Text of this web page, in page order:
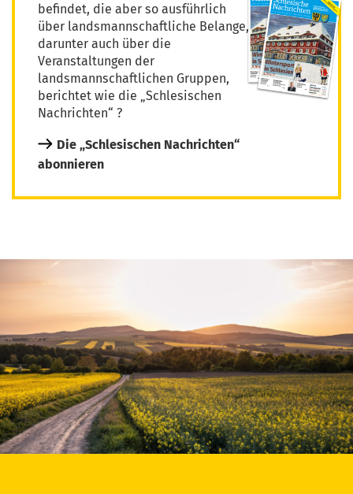
befindet, die aber so ausführlich
über landsmannschaftliche Belange,
darunter auch über die
Veranstaltungen der
landsmannschaftlichen Gruppen,
berichtet wie die „Schlesischen
Nachrichten“ ?
Die „Schlesischen Nachrichten“
abonnieren